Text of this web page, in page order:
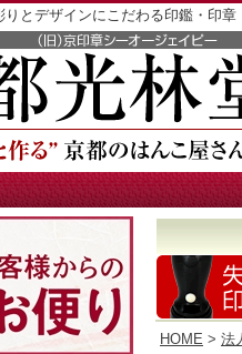
とデザインにこだわる印鑑・印章
HOME > 法